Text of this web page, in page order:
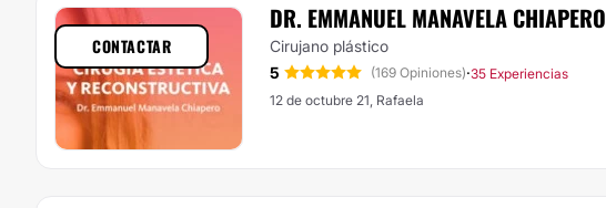
DR. EMMANUEL MANAVELA CHIAPERO
Cirujano plástico
5
(169 Opiniones)·35 Experiencias
12 de octubre 21, Rafaela
CONTACTAR